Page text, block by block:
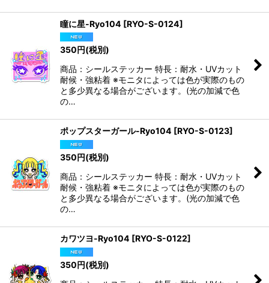
瞳に星-Ryo104 [RYO-S-0124]
350円(税別)
商品：シールステッカー 特長：耐水・UVカット
耐候・強粘着 ※モニタによっては色が実際のもの
と多少異なる場合がございます。(光の加減で色
の…
ポップスターガール-Ryo104 [RYO-S-0123]
350円(税別)
商品：シールステッカー 特長：耐水・UVカット
耐候・強粘着 ※モニタによっては色が実際のもの
と多少異なる場合がございます。(光の加減で色
の…
カワツヨ-Ryo104 [RYO-S-0122]
350円(税別)